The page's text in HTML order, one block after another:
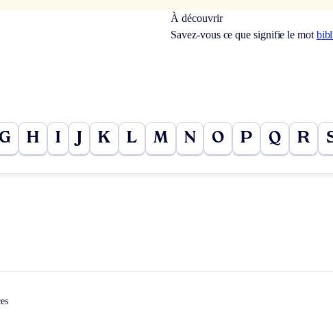
À découvrir
Savez-vous ce que signifie le mot
H I J K L M N O P Q R